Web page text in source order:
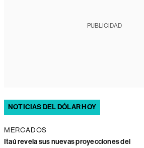
PUBLICIDAD
NOTICIAS DEL DÓLAR HOY
MERCADOS
Itaú revela sus nuevas proyecciones del